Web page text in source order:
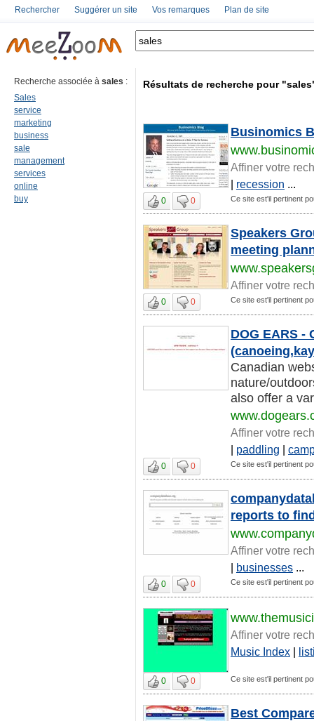
Rechercher Suggérer un site Vos remarques Plan de site
Recherche associée à sales :
Sales
service
marketing
business
sale
management
services
online
buy
Résultats de recherche pour
Businomics
Affiner votre
| recession ...
0 0 Ce site est'il pertinent
Speakers
meeting
Affiner votre
0 0 Ce site est'il pertinent
DOG EARS -
Canadian
nature/
also offer a
Affiner votre
| paddling |
0 0 Ce site est'il pertinent
reports to
Affiner votre
| businesses ...
0 0 Ce site est'il pertinent
Affiner votre
Music Index |
0 0 Ce site est'il pertinent
Best